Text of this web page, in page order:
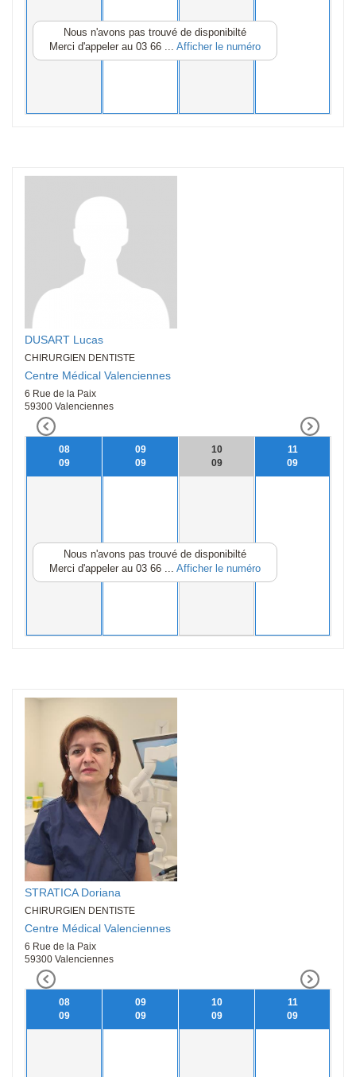
Nous n'avons pas trouvé de disponibilté
Merci d'appeler au 03 66 ... Afficher le numéro
DUSART Lucas
CHIRURGIEN DENTISTE
Centre Médical Valenciennes
6 Rue de la Paix
59300 Valenciennes
08
09
09
09
10
09
11
09
Nous n'avons pas trouvé de disponibilté
Merci d'appeler au 03 66 ... Afficher le numéro
STRATICA Doriana
CHIRURGIEN DENTISTE
Centre Médical Valenciennes
6 Rue de la Paix
59300 Valenciennes
08
09
09
09
10
09
11
09